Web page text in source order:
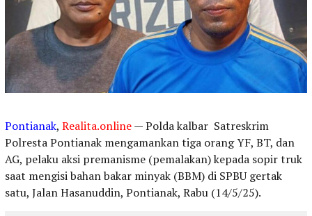
Pontianak, Realita.online— Polda kalbar Satreskrim
Polresta Pontianak mengamankan tiga orang YF, BT, dan
AG, pelaku aksi premanisme (pemalakan) kepada sopir truk
saat mengisi bahan bakar minyak (BBM) di SPBU gertak
satu, Jalan Hasanuddin, Pontianak, Rabu (14/5/25).